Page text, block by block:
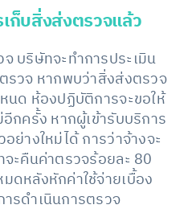
ก็บสิ่งส่งตรวจแล้ว
บริษัทจะทำการประเมิน
รวจ หากพบว่าสิ่งส่งตรวจ
นด ห้องปฏิบัติการจะขอให้
กครั้ง หากผู้เข้ารับบริการ
ย่างใหม่ได้ การว่าจ้างจะ
ะคืนค่าตรวจร้อยละ 80
ดหลังหักค่าใช้จ่ายเบื้อง
รดำเนินการตรวจ